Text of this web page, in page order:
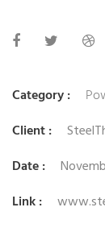
Category :
Client :
Date :
Link :